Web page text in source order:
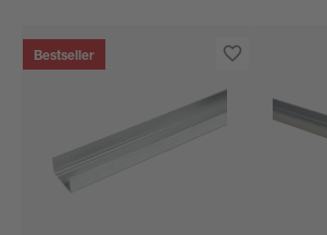
Bestseller